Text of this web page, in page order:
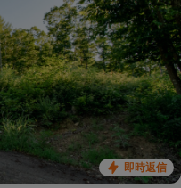
即時返信